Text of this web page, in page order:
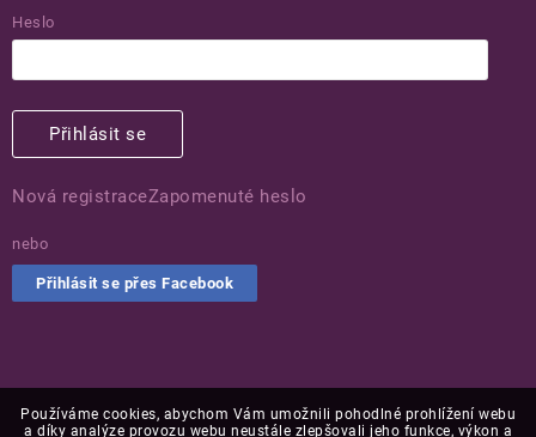
Používáme cookies, abychom Vám umožnili pohodlné prohlížení webu
a díky analýze provozu webu neustále zlepšovali jeho funkce, výkon a
Heslo
Přihlásit se
Nová registraceZapomenuté heslo
nebo
Přihlásit se přes Facebook